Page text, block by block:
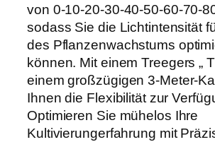
€
i
m
m
e
r
0
-
1
von 0-10-20-30-40-50-60-70-
sodass Sie die Lichtintensität
des Pflanzenwachstums
können. Mit einem Treegers „
einem großzügigen 3-Meter-
Ihnen die Flexibilität zur
Optimieren Sie mühelos Ihre
Kultivierungerfahrung mit